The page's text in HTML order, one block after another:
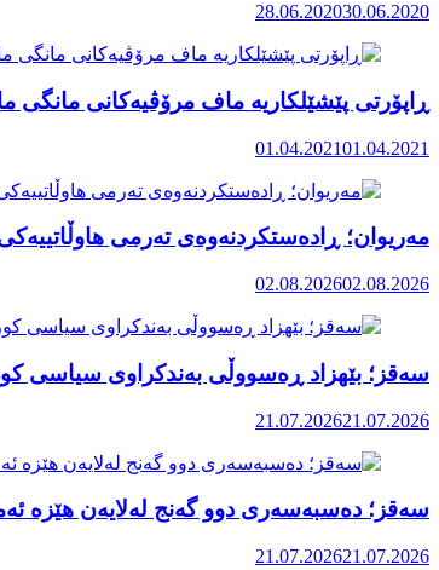
28.06.202030.06.2020
ڕاپۆرتی پێشێلکاریە ماف مرۆڤیەکانی مانگی مارسی ٢٠٢١ رۆژهەڵاتی
01.04.202101.04.2021
مەریوان؛ ڕادەستکردنەوەی تەرمی
02.08.202602.08.2026
سەقز؛ بێهزاد ڕەسووڵی بەندکراوی سیاسی
21.07.202621.07.2026
سەقز؛ دەسبەسەری دوو گەنج لەلایەن هێزە
21.07.202621.07.2026